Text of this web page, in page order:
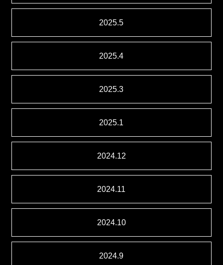
2025.5
2025.4
2025.3
2025.1
2024.12
2024.11
2024.10
2024.9